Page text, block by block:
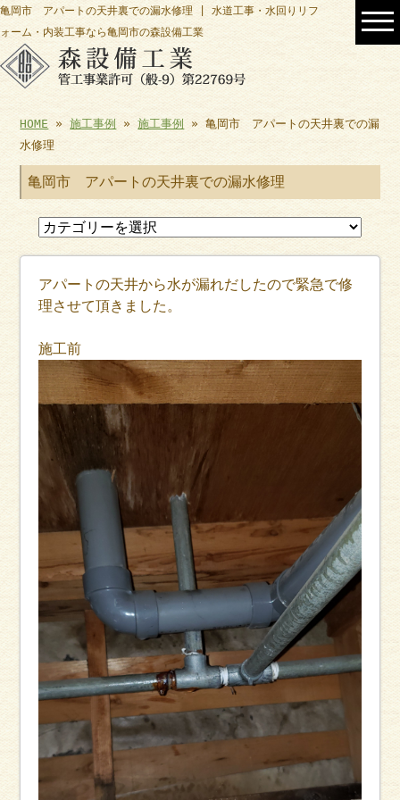
亀岡市 アパートの天井裏での漏水修理 | 水道工事・水回りリフ
ォーム・内装工事なら亀岡市の森設備工業
HOME »施工事例 »施工事例
» 亀岡市 アパートの天井裏での漏
水修理
亀岡市 アパートの天井裏での漏水修理
アパートの天井から水が漏れだしたので緊急で修
理させて頂きました。
施工前